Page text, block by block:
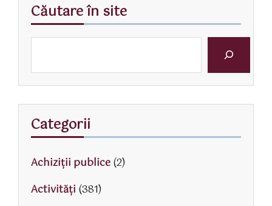
Căutare în site
Categorii
Achiziții publice(2)
Activităţi (381)